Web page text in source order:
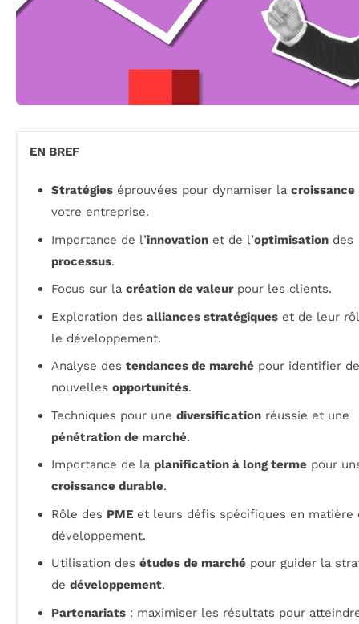
EN BREF
Stratégies éprouvées pour dynamiser la croissance
votre entreprise.
Importance de l’innovation et de l’optimisation des
processus.
Focus sur la création de valeurpour les clients.
Exploration des alliances stratégiques et de leur
le développement.
Analyse des tendances de marché pour identifier de
nouvelles opportunités.
Techniques pour une diversification réussie et une
pénétration de marché.
Importance de la planification à long terme pour
croissance durable.
Rôle des PME et leurs défis spécifiques en matière
développement.
Utilisation des études de marché pour guider la
de développement.
Partenariats : maximiser les résultats pour